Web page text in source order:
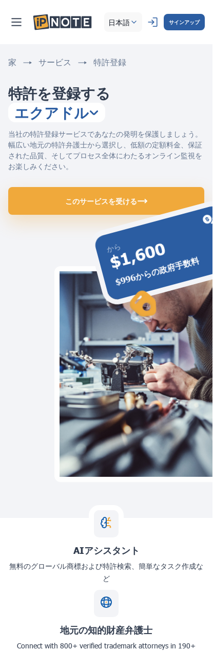
日本語 サインアップ
家 サービス 特許登録
特許を登録する
エクアドル
から
$1,600
$996からの政府手数料
当社の特許登録サービスであなたの発明を保護しましょう。
幅広い地元の特許弁護士から選択し、低額の定額料金、保証
された品質、そしてプロセス全体にわたるオンライン監視を
お楽しみください。
このサービスを受ける
AIアシスタント
無料のグローバル商標および特許検索、簡単なタスク作成な
ど
地元の知的財産弁護士
Connect with 800+ verified trademark attorneys in 190+